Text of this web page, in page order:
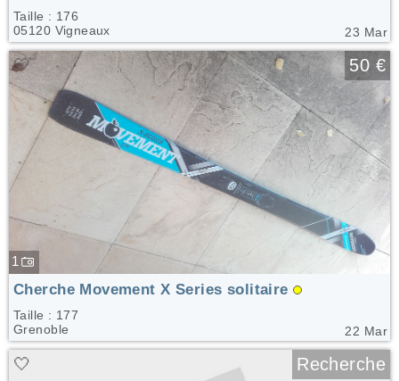
23 Mar
Taille : 176
05120 Vigneaux
🤍 50 €
1
22 Mar
Cherche Movement X Series solitaire
Taille : 177
Grenoble
🤍 Recherche